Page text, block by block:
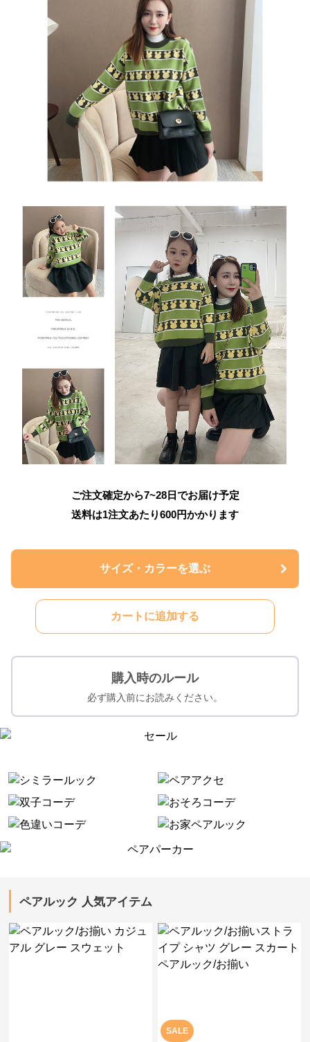
ご注文確定から7~28日でお届け予定
送料は1注文あたり600円かかります
サイズ・カラーを選ぶ
カートに追加する
購入時のルール
必ず購入前にお読みください。
ペアルック 人気アイテム
SALE